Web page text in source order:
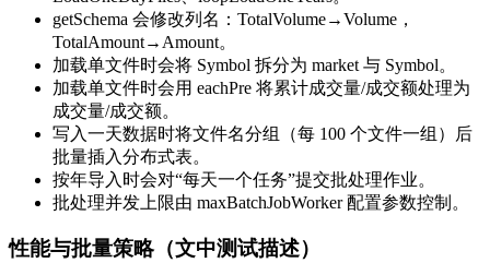
getSchema 会修改列名：TotalVolume→Volume，
TotalAmount→Amount。
加载单文件时会将 Symbol 拆分为 market 与 Symbol。
加载单文件时会用 eachPre 将累计成交量/成交额处理为
成交量/成交额。
写入一天数据时将文件名分组（每 100 个文件一组）后
批量插入分布式表。
按年导入时会对“每天一个任务”提交批处理作业。
批处理并发上限由 maxBatchJobWorker 配置参数控制。
性能与批量策略（文中测试描述）